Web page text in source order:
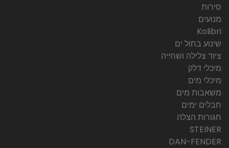
סירות
מנועים
Kolibri
שינוע בחול ים
ציוד צלילה ושחייה
מיכלי דלק
מיכלי מים
משאבות מים
חבלים ימים
חגורות הצלה
STEINER
DAN-FENDER